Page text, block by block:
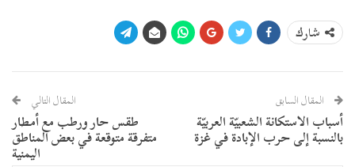
شارك
المقال السابق
أسباب الاستكانة الشعبيّة العربيّة
بالنسبة إلى حرب الإبادة في غزة
المقال التالي
طقس حار ورطب مع أمطار
متفرقة متوقعة في بعض المناطق
اليمنية